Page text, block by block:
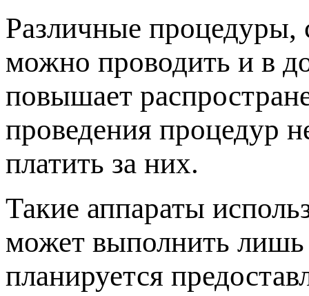
Различные процедуры,
можно проводить и в
повышает
проведения процедур
платить за них.
Такие аппараты
может выполнить
планируется